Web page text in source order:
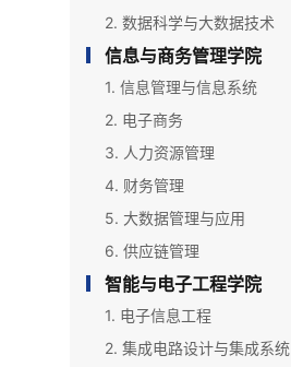
2. 数据科学与大数据技术
信息与商务管理学院
1. 信息管理与信息系统
2. 电子商务
3. 人力资源管理
4. 财务管理
5. 大数据管理与应用
6. 供应链管理
智能与电子工程学院
1. 电子信息工程
2. 集成电路设计与集成系统